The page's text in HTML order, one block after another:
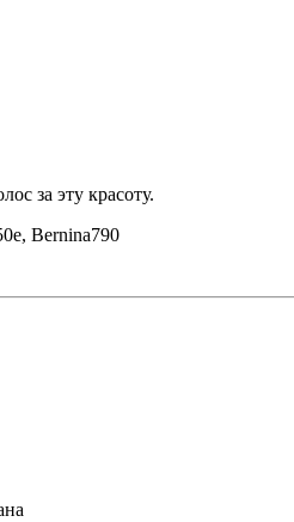
за эту красоту.
Bernina790